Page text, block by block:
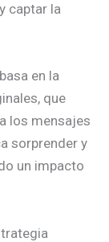
captar la
en la
que
los mensajes
sorprender y
un impacto